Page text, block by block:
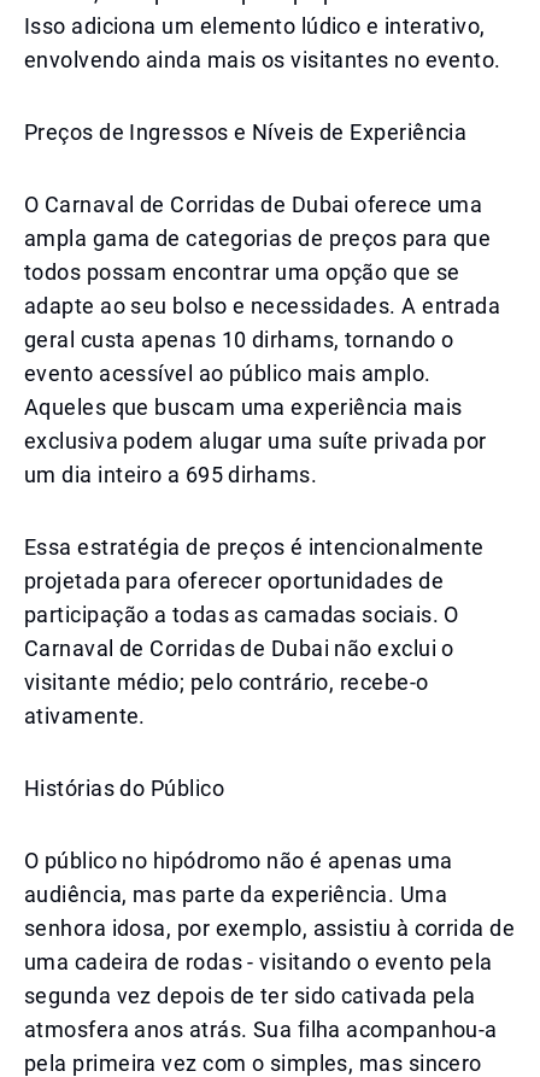
Isso adiciona um elemento lúdico e interativo,
envolvendo ainda mais os visitantes no evento.
Preços de Ingressos e Níveis de Experiência
O Carnaval de Corridas de Dubai oferece uma
ampla gama de categorias de preços para que
todos possam encontrar uma opção que se
adapte ao seu bolso e necessidades. A entrada
geral custa apenas 10 dirhams, tornando o
evento acessível ao público mais amplo.
Aqueles que buscam uma experiência mais
exclusiva podem alugar uma suíte privada por
um dia inteiro a 695 dirhams.
Essa estratégia de preços é intencionalmente
projetada para oferecer oportunidades de
participação a todas as camadas sociais. O
Carnaval de Corridas de Dubai não exclui o
visitante médio; pelo contrário, recebe-o
ativamente.
Histórias do Público
O público no hipódromo não é apenas uma
audiência, mas parte da experiência. Uma
senhora idosa, por exemplo, assistiu à corrida de
uma cadeira de rodas - visitando o evento pela
segunda vez depois de ter sido cativada pela
atmosfera anos atrás. Sua filha acompanhou-a
pela primeira vez com o simples, mas sincero